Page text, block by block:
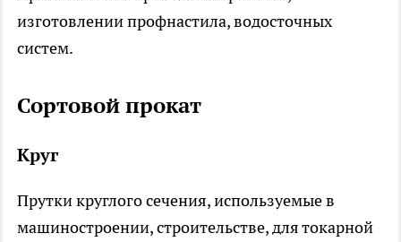
изготовлении профнастила, водосточных
систем.
Сортовой прокат
Круг
Прутки круглого сечения, используемые в
машиностроении, строительстве, для токарной